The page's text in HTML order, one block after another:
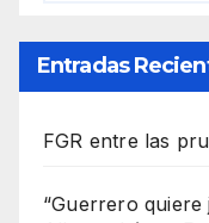
Entradas
FGR entre las
“Guerrero quiere